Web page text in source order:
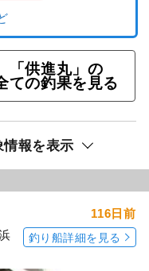
「供進丸」の
ての釣果を見る
報を表示
116日前
釣り船詳細を見る